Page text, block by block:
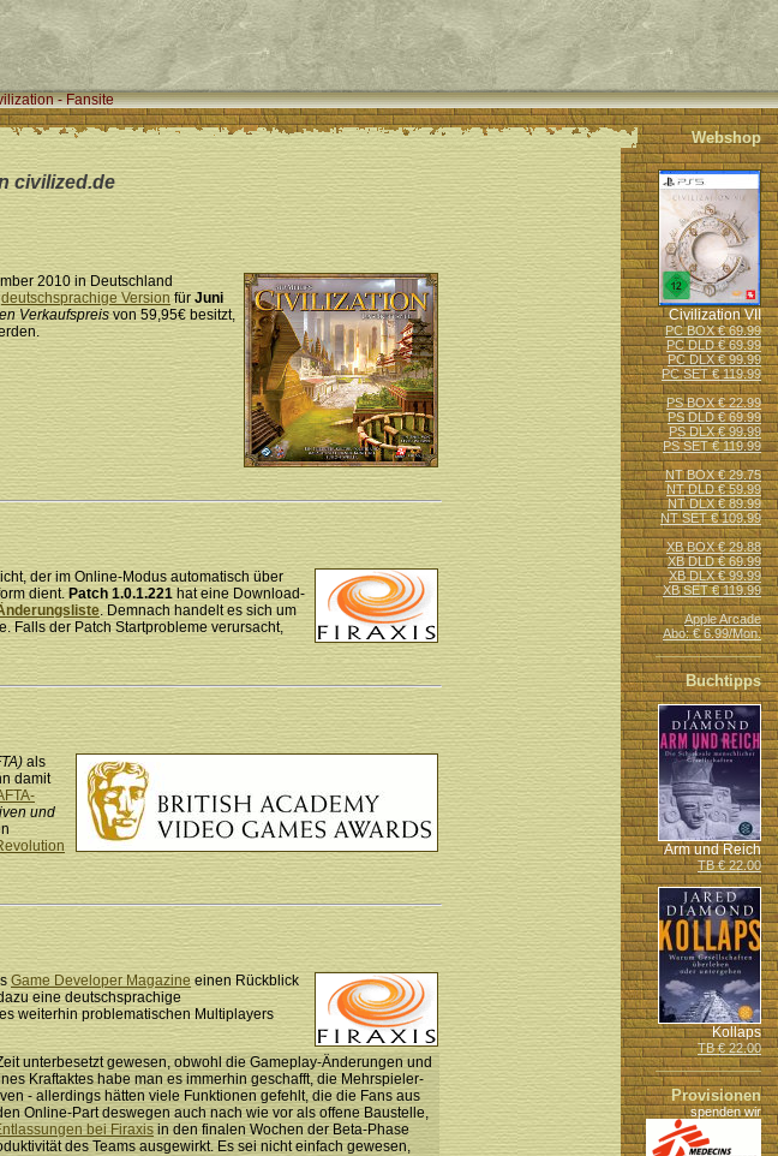
- Fansite
Webshop
civilized.de
2010 in Deutschland
deutschsprachige VersionfürJuni
Verkaufspreisvon 59,95€ besitzt,
der im Online-Modus automatisch über
dient. Patch 1.0.1.221 hat eine Download-
. Demnach handelt es sich um
Falls der Patch Startprobleme verursacht,
als
damit
und
Game Developer Magazineeinen Rückblick
eine deutschsprachige
weiterhin problematischen Multiplayers
unterbesetzt gewesen, obwohl die Gameplay-Änderungen und
Kraftaktes habe man es immerhin geschafft, die Mehrspieler-
- allerdings hätten viele Funktionen gefehlt, die die Fans aus
Online-Part deswegen auch nach wie vor als offene Baustelle,
bei Firaxis in den finalen Wochen der Beta-Phase
des Teams ausgewirkt. Es sei nicht einfach gewesen,
Civilization VII
PC BOX € 69.99
PC DLD € 69.99
PC DLX € 99.99
PC SET € 119.99
PS BOX € 22.99
PS DLD € 69.99
PS DLX € 99.99
PS SET € 119.99
NT BOX € 29.75
NT DLD € 59.99
NT DLX € 89.99
NT SET € 109.99
XB BOX € 29.88
XB DLD € 69.99
XB DLX € 99.99
XB SET € 119.99
Apple Arcade
Abo: € 6.99/Mon.
Buchtipps
Arm und Reich
TB € 22.00
Kollaps
TB € 22.00
Provisionen
spenden wir